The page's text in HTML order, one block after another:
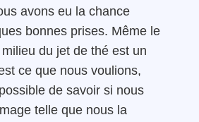
avons eu la chance
bonnes prises. Même le
du jet de thé est un
ce que nous voulions,
de savoir si nous
telle que nous la